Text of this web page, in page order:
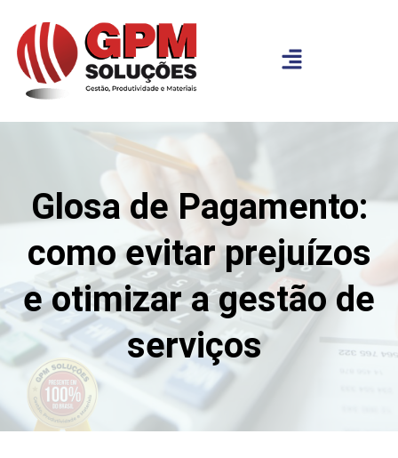
Glosa de Pagamento:
como evitar prejuízos
e otimizar a gestão de
serviços